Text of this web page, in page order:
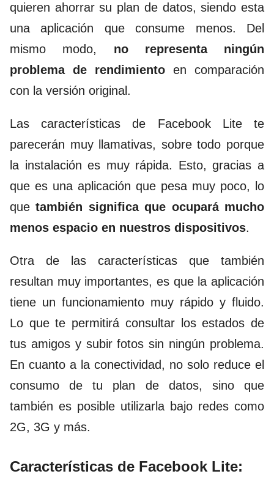
quieren ahorrar su plan de datos, siendo esta
una aplicación que consume menos. Del
mismo modo, no representa ningún
problema de rendimiento en comparación
con la versión original.
Las características de Facebook Lite te
parecerán muy llamativas, sobre todo porque
la instalación es muy rápida. Esto, gracias a
que es una aplicación que pesa muy poco, lo
quetambién significa que ocupará mucho
menos espacio en nuestros dispositivos.
Otra de las características que también
resultan muy importantes, es que la aplicación
tiene un funcionamiento muy rápido y fluido.
Lo que te permitirá consultar los estados de
tus amigos y subir fotos sin ningún problema.
En cuanto a la conectividad, no solo reduce el
consumo de tu plan de datos, sino que
también es posible utilizarla bajo redes como
2G, 3G y más.
Características de Facebook Lite: